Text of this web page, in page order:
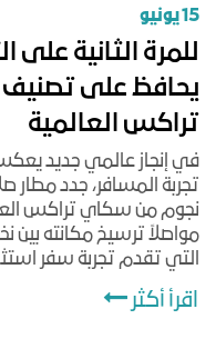
15 يونيو
للمرة الثانية على
يحافظ على
تراكس العالمية
في إنجاز عالمي جديد
تجربة المسافر، جدد
نجوم من سكاي تراكس
مواصلاً ترسيخ مكانته بين
التي تقدم تجربة سفر
اقرأ أكثر